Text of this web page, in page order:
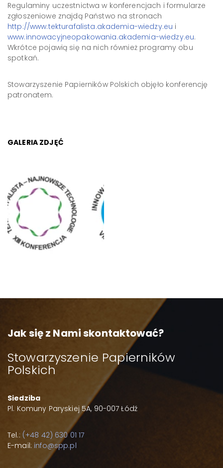
Regulaminy uczestnictwa w konferencjach i formularze
zgłoszeniowe znajdą Państwo na stronach
http://www.tekturafalista.akademia-wiedzy.eu i
www.innowacyjneopakowania.akademia-wiedzy.eu.
Wkrótce pojawią się na nich również programy obu
spotkań.
Stowarzyszenie Papierników Polskich objęło konferencję
patronatem.
GALERIA ZDJĘĆ
Jak się z Nami skontaktować?
Stowarzyszenie Papierników
Polskich
Siedziba
Pl. Komuny Paryskiej 5A, 90-007 Łódź
Tel.: (+48 42) 630 01 17
E-mail: info@spp.pl